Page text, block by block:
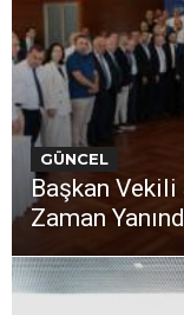
GÜNCEL
Başkan Vekili
Zaman